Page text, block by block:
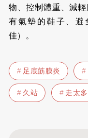
物、控制體重、減
有氣墊的鞋子、
佳）。
足底筋膜炎
久站
走太